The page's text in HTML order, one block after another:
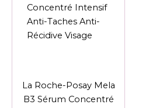
La Roche-Posay Mela
B3 Sérum Concentré